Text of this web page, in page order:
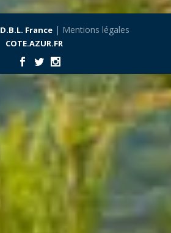
D.B.L. France| Mentions légales
COTE.AZUR.FR